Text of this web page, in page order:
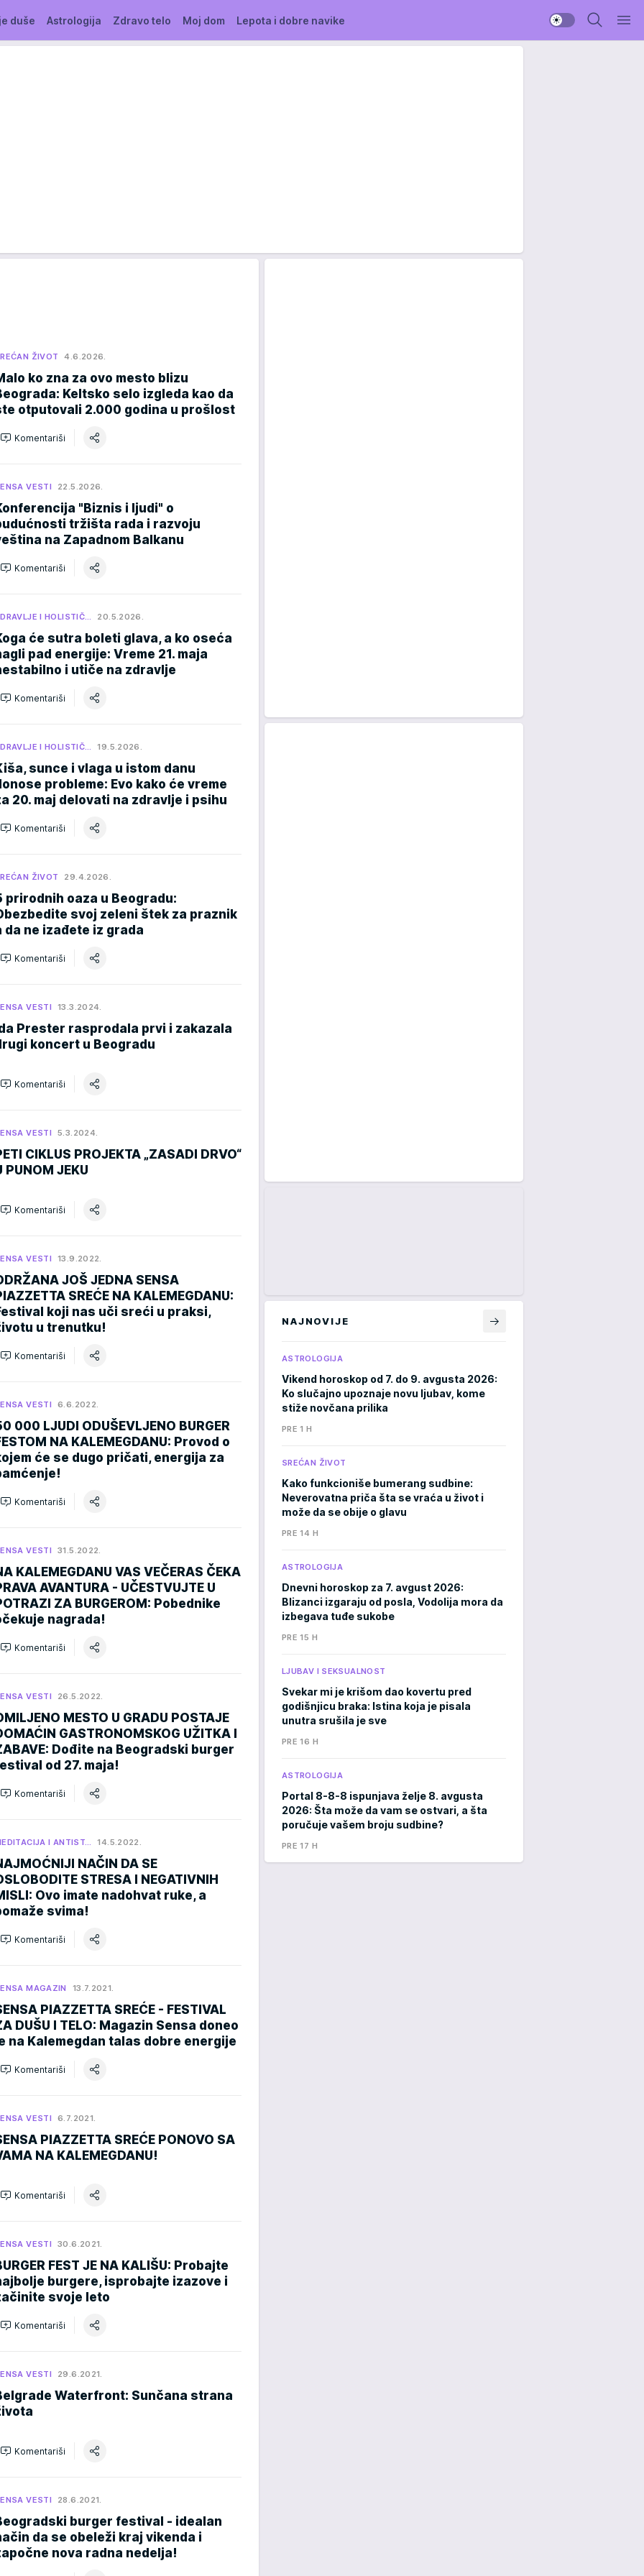
duše Astrologija Zdravo telo Moj dom Lepota i dobre navike
ŽIVOT 4.6.2026.
ko zna za ovo mesto blizu
Keltsko selo izgleda kao da
otputovali 2.000 godina u prošlost
Komentariši
VESTI 22.5.2026.
"Biznis i ljudi" o
tržišta rada i razvoju
na Zapadnom Balkanu
Komentariši
I HOLISTIČ… 20.5.2026.
će sutra boleti glava, a ko oseća
pad energije: Vreme 21. maja
i utiče na zdravlje
Komentariši
I HOLISTIČ… 19.5.2026.
sunce i vlaga u istom danu
probleme: Evo kako će vreme
20. maj delovati na zdravlje i psihu
Komentariši
ŽIVOT 29.4.2026.
prirodnih oaza u Beogradu:
svoj zeleni štek za praznik
da ne izađete iz grada
Komentariši
VESTI 13.3.2024.
Prester rasprodala prvi i zakazala
koncert u Beogradu
Komentariši
VESTI 5.3.2024.
CIKLUS PROJEKTA „ZASADI DRVO“
PUNOM JEKU
Komentariši
VESTI 13.9.2022.
JOŠ JEDNA SENSA
SREĆE NA KALEMEGDANU:
koji nas uči sreći u praksi,
u trenutku!
Komentariši
VESTI 6.6.2022.
000 LJUDI ODUŠEVLJENO BURGER
NA KALEMEGDANU: Provod o
će se dugo pričati, energija za
Komentariši
VESTI 31.5.2022.
KALEMEGDANU VAS VEČERAS ČEKA
AVANTURA - UČESTVUJTE U
ZA BURGEROM: Pobednike
nagrada!
Komentariši
VESTI 26.5.2022.
MESTO U GRADU POSTAJE
GASTRONOMSKOG UŽITKA I
Dođite na Beogradski burger
od 27. maja!
Komentariši
I ANTIST… 14.5.2022.
NAČIN DA SE
STRESA I NEGATIVNIH
Ovo imate nadohvat ruke, a
svima!
Komentariši
MAGAZIN 13.7.2021.
PIAZZETTA SREĆE - FESTIVAL
DUŠU I TELO: Magazin Sensa doneo
na Kalemegdan talas dobre energije
Komentariši
VESTI 6.7.2021.
PIAZZETTA SREĆE PONOVO SA
NA KALEMEGDANU!
Komentariši
VESTI 30.6.2021.
FEST JE NA KALIŠU: Probajte
burgere, isprobajte izazove i
svoje leto
Komentariši
VESTI 29.6.2021.
Waterfront: Sunčana strana
Komentariši
VESTI 28.6.2021.
burger festival - idealan
da se obeleži kraj vikenda i
nova radna nedelja!
NAJNOVIJE
ASTROLOGIJA
Vikend horoskop od 7. do 9. avgusta 2026:
Ko slučajno upoznaje novu ljubav, kome
stiže novčana prilika
PRE 1 H
SREĆAN ŽIVOT
Kako funkcioniše bumerang sudbine:
Neverovatna priča šta se vraća u život i
može da se obije o glavu
PRE 14 H
ASTROLOGIJA
Dnevni horoskop za 7. avgust 2026:
Blizanci izgaraju od posla, Vodolija mora da
izbegava tuđe sukobe
PRE 15 H
LJUBAV I SEKSUALNOST
Svekar mi je krišom dao kovertu pred
godišnjicu braka: Istina koja je pisala
unutra srušila je sve
PRE 16 H
ASTROLOGIJA
Portal 8-8-8 ispunjava želje 8. avgusta
2026: Šta može da vam se ostvari, a šta
poručuje vašem broju sudbine?
PRE 17 H